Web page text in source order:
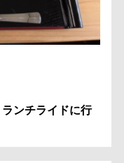
ンチライドに行